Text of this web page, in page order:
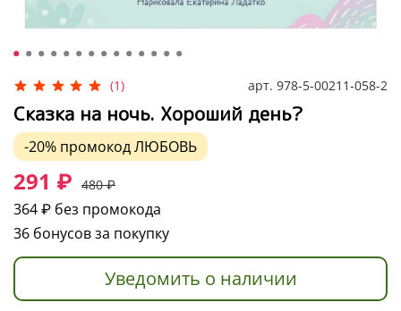
(1) арт. 978-5-00211-058-2
Сказка на ночь. Хороший день?
-20% промокодЛЮБОВЬ
291 ₽ 480 ₽
364 ₽ без промокода
36 бонусов за покупку
Уведомить о наличии